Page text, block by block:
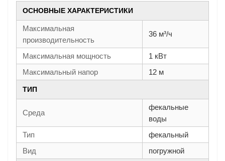
ОСНОВНЫЕ ХАРАКТЕРИСТИКИ
Максимальная
производительность
36 м³/ч
Максимальная мощность
1 кВт
Максимальный напор
12 м
ТИП
Среда
фекальные
воды
Тип
фекальный
Вид
погружной